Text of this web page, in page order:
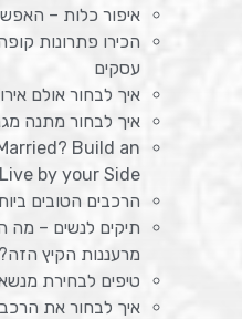
איפור כלות –
הכירו פתרונות
עסקים
איך לבחור אולם
איך לבחור מתנה
Build an
by your Side
הרכבים הטובים
תיקים לנשים – מה
מרעננות הקיץ הזה?
טיפים לבחירת
איך לבחור את